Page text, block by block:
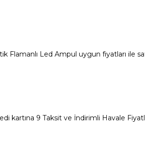
Led Ampul uygun fiyatları ile
kartına 9 Taksit ve İndirimli Havale